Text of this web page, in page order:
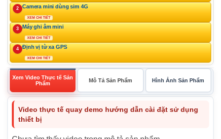
2 Camera mini dùng sim 4G
XEM CHI TIẾT
3 Máy ghi âm mini
XEM CHI TIẾT
4 Định vị từ xa GPS
XEM CHI TIẾT
Xem Video Thực tế Sản
Phẩm
Mô Tả Sản Phẩm Hình Ảnh Sản Phẩm
Video thực tế quay demo hướng dẫn cài đặt sử dụng
thiết bị